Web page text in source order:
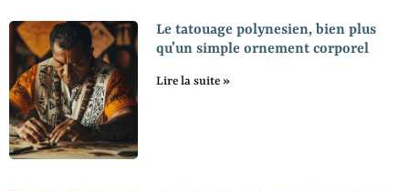
Le tatouage polynesien, bien plus
qu’un simple ornement corporel
Lire la suite »